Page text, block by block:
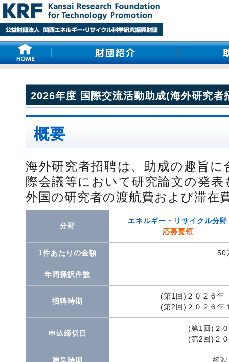
2026年度 国際交流活動助成(海外研究者
概要
海外研究者招聘は、助成の趣旨
際会議等において研究論文の発
外国の研究者の渡航費および滞在
分野
エネルギー・リサイクル分野
応募要領
1件あたりの金額 50
年間採択件数
招聘時期
(第1回)２０２６年
(第2回)２０２６年
申込締切日
(第1回)２
(第2回)２